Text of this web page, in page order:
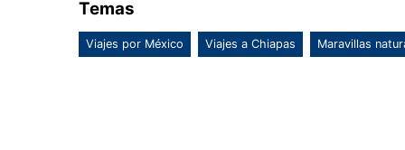
Temas
Viajes por México Viajes a Chiapas Maravillas